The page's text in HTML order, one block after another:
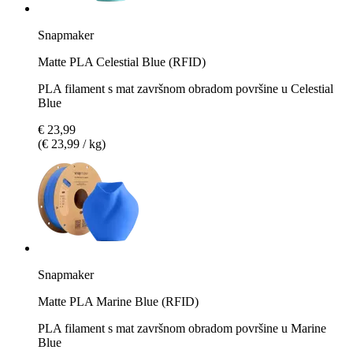
Snapmaker
Matte PLA Celestial Blue (RFID)
PLA filament s mat završnom obradom površine u Celestial
Blue
€ 23,99
(€ 23,99 / kg)
Snapmaker
Matte PLA Marine Blue (RFID)
PLA filament s mat završnom obradom površine u Marine
Blue